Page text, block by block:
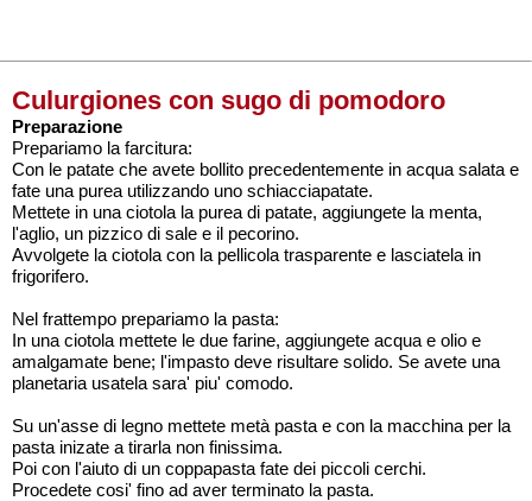
Culurgiones con sugo di pomodoro
Preparazione
Prepariamo la farcitura:
Con le patate che avete bollito precedentemente in acqua salata e
fate una purea utilizzando uno schiacciapatate.
Mettete in una ciotola la purea di patate, aggiungete la menta,
l'aglio, un pizzico di sale e il pecorino.
Avvolgete la ciotola con la pellicola trasparente e lasciatela in
frigorifero.
Nel frattempo prepariamo la pasta:
In una ciotola mettete le due farine, aggiungete acqua e olio e
amalgamate bene; l'impasto deve risultare solido. Se avete una
planetaria usatela sara' piu' comodo.
Su un'asse di legno mettete metà pasta e con la macchina per la
pasta inizate a tirarla non finissima.
Poi con l'aiuto di un coppapasta fate dei piccoli cerchi.
Procedete cosi' fino ad aver terminato la pasta.